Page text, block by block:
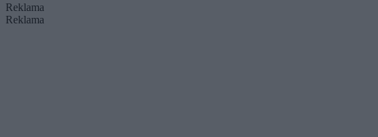
Reklama
Reklama